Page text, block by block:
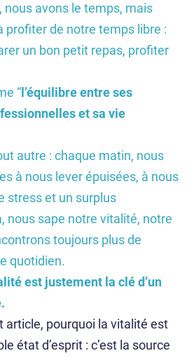
m
ts
nous avons le temps, mais
profiter de notre temps libre :
un bon petit repas, profiter
“ l’équilibre entre ses
et sa vie
autre : chaque matin, nous
à nous lever épuisées, à nous
stress et un surplus
nous sape notre vitalité, notre
toujours plus de
quotidien.
est justement la clé d’un
article, pourquoi la vitalité est
état d’esprit : c’est la source